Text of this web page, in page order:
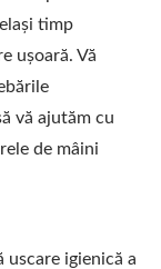
timp
ușoară. Vă
vă ajutăm cu
de mâini
uscare igienică a